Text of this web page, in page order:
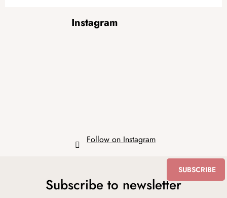
Instagram
Follow on Instagram
Subscribe to newsletter
SUBSCRIBE